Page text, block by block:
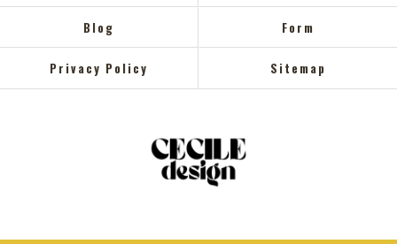
Blog Form
Privacy Policy Sitemap